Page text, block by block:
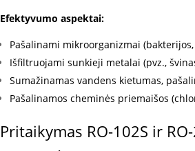
Efektyvumo aspektai:
Pašalinami mikroorganizmai
Išfiltruojami sunkieji metalai (pvz.,
Sumažinamas vandens kietumas,
Pašalinamos cheminės priemaišos
Pritaikymas RO-102S ir